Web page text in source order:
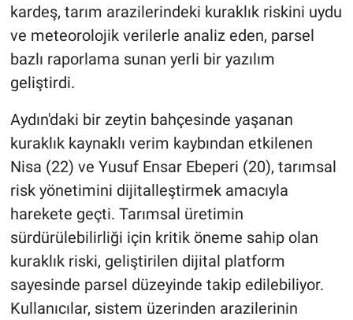
kardeş, tarım arazilerindeki kuraklık riskini uydu
ve meteorolojik verilerle analiz eden, parsel
bazlı raporlama sunan yerli bir yazılım
geliştirdi.
Aydın'daki bir zeytin bahçesinde yaşanan
kuraklık kaynaklı verim kaybından etkilenen
Nisa (22) ve Yusuf Ensar Ebeperi (20), tarımsal
risk yönetimini dijitalleştirmek amacıyla
harekete geçti. Tarımsal üretimin
sürdürülebilirliği için kritik öneme sahip olan
kuraklık riski, geliştirilen dijital platform
sayesinde parsel düzeyinde takip edilebiliyor.
Kullanıcılar, sistem üzerinden arazilerinin